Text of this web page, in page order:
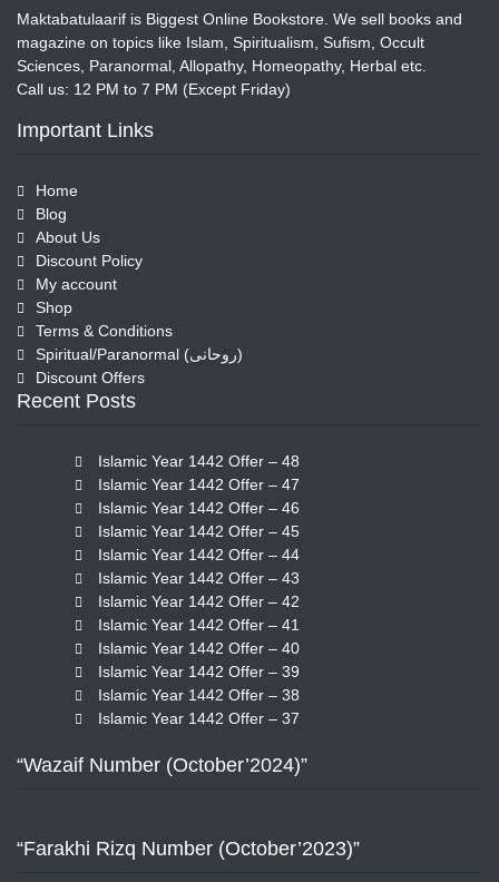
Maktabatulaarif is Biggest Online Bookstore. We sell books and
magazine on topics like Islam, Spiritualism, Sufism, Occult
Sciences, Paranormal, Allopathy, Homeopathy, Herbal etc.
Call us: 12 PM to 7 PM (Except Friday)
Important Links
Home
Blog
About Us
Discount Policy
My account
Shop
Terms & Conditions
Spiritual/Paranormal (روحانی)
Discount Offers
Recent Posts
Islamic Year 1442 Offer – 48
Islamic Year 1442 Offer – 47
Islamic Year 1442 Offer – 46
Islamic Year 1442 Offer – 45
Islamic Year 1442 Offer – 44
Islamic Year 1442 Offer – 43
Islamic Year 1442 Offer – 42
Islamic Year 1442 Offer – 41
Islamic Year 1442 Offer – 40
Islamic Year 1442 Offer – 39
Islamic Year 1442 Offer – 38
Islamic Year 1442 Offer – 37
“Wazaif Number (October’2024)”
“Farakhi Rizq Number (October’2023)”